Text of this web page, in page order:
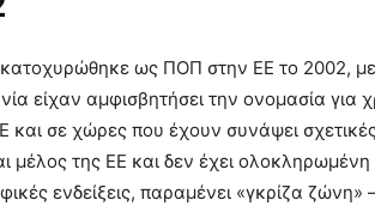
ως ΠΟΠ στην ΕΕ το 2002,
είχαν αμφισβητήσει την ονομασία
και σε χώρες που έχουν συνάψει
μέλος της ΕΕ και δεν έχει
ενδείξεις, παραμένει «γκρίζα